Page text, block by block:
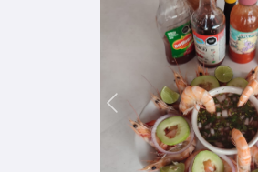
Previous